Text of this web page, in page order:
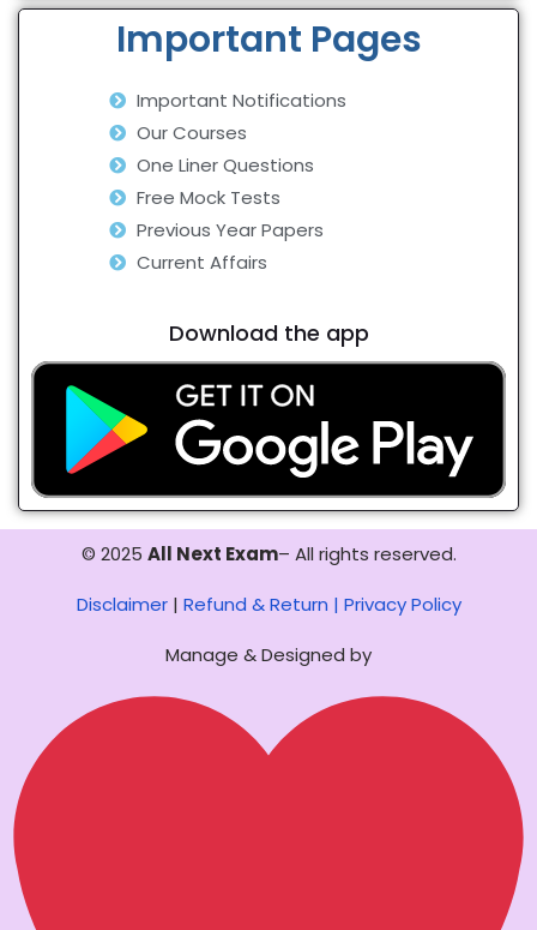
Important Pages
Important Notifications
Our Courses
One Liner Questions
Free Mock Tests
Previous Year Papers
Current Affairs
Download the app
© 2025 All Next Exam– All rights reserved.
Disclaimer| Refund & Return | Privacy Policy
Manage & Designed by